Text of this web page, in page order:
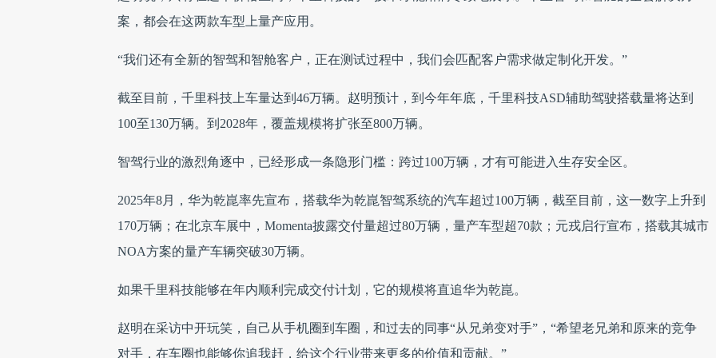
案，都会在这两款车型上量产应用。
“我们还有全新的智驾和智舱客户，正在测试过程中，我们会匹配客户需求做定制化开发。”
截至目前，千里科技上车量达到46万辆。赵明预计，到今年年底，千里科技ASD辅助驾驶搭载量将达到
100至130万辆。到2028年，覆盖规模将扩张至800万辆。
智驾行业的激烈角逐中，已经形成一条隐形门槛：跨过100万辆，才有可能进入生存安全区。
2025年8月，华为乾崑率先宣布，搭载华为乾崑智驾系统的汽车超过100万辆，截至目前，这一数字上升到
170万辆；在北京车展中，Momenta披露交付量超过80万辆，量产车型超70款；元戎启行宣布，搭载其城市
NOA方案的量产车辆突破30万辆。
如果千里科技能够在年内顺利完成交付计划，它的规模将直追华为乾崑。
赵明在采访中开玩笑，自己从手机圈到车圈，和过去的同事“从兄弟变对手”，“希望老兄弟和原来的竞争
对手，在车圈也能够你追我赶，给这个行业带来更多的价值和贡献。”